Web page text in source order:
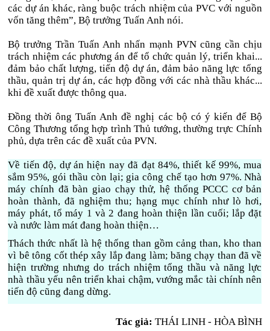
các dự án khác, ràng buộc trách nhiệm của PVC với nguồn
vốn tăng thêm”, Bộ trưởng Tuấn Anh nói.
Bộ trưởng Trần Tuấn Anh nhấn mạnh PVN cũng cần chịu
trách nhiệm các phương án để tổ chức quản lý, triển khai...
đảm bảo chất lượng, tiến độ dự án, đảm bảo năng lực tổng
thầu, quản trị dự án, các hợp đồng với các nhà thầu khác...
khi đề xuất được thông qua.
Đồng thời ông Tuấn Anh đề nghị các bộ có ý kiến để Bộ
Công Thương tổng hợp trình Thủ tướng, thường trực Chính
phủ, dựa trên các đề xuất của PVN.
Về tiến độ, dự án hiện nay đã đạt 84%, thiết kế 99%, mua
sắm 95%, gói thầu còn lại; gia công chế tạo hơn 97%. Nhà
máy chính đã bàn giao chạy thử, hệ thống PCCC cơ bản
hoàn thành, đã nghiệm thu; hạng mục chính như lò hơi,
máy phát, tổ máy 1 và 2 đang hoàn thiện lần cuối; lắp đặt
và nước làm mát đang hoàn thiện…
Thách thức nhất là hệ thống than gồm cảng than, kho than
vì bê tông cốt thép xây lắp đang làm; băng chạy than đã về
hiện trường nhưng do trách nhiệm tổng thầu và năng lực
nhà thầu yếu nên triển khai chậm, vướng mắc tài chính nên
tiến độ cũng đang dừng.
Tác giả: THÁI LINH - HÒA BÌNH